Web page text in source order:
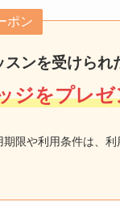
ポン
スンを受けられ
ジをプレゼ
限や利用条件は、利